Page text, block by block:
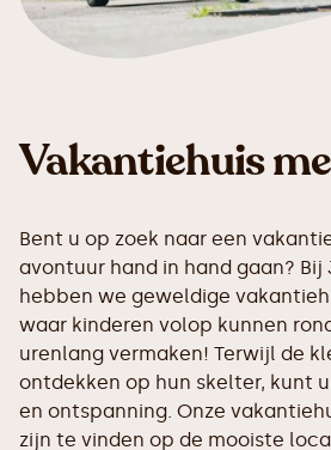
Vakantiehuis
Bent u op zoek naar een
avontuur hand in hand gaan?
hebben we geweldige
waar kinderen volop kunnen
urenlang vermaken! Terwijl de
ontdekken op hun skelter, kunt
en ontspanning. Onze
zijn te vinden op de mooiste